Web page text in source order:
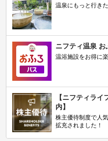
温泉にもっと行き
ニフティ温泉 お
温浴施設をお得に
【ニフティラ
内】
株主優待制度で人
拡充されました！